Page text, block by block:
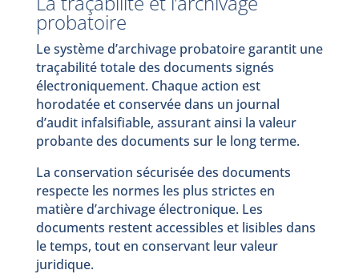
probatoire
Le système d’archivage probatoire garantit une
traçabilité totale des documents signés
électroniquement. Chaque action est
horodatée et conservée dans un journal
d’audit infalsifiable, assurant ainsi la valeur
probante des documents sur le long terme.
La conservation sécurisée des documents
respecte les normes les plus strictes en
matière d’archivage électronique. Les
documents restent accessibles et lisibles dans
le temps, tout en conservant leur valeur
juridique.